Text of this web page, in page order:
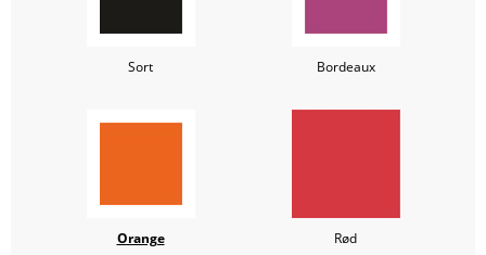
Sort Bordeaux
Orange Rød